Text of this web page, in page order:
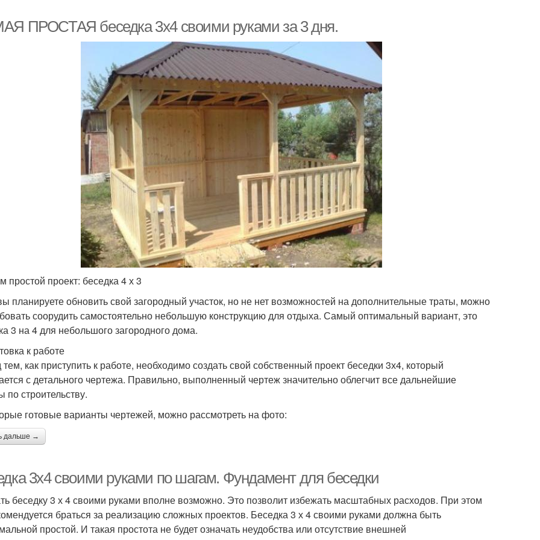
ПРОСТАЯ беседка 3х4 своими руками за 3 дня.
простой проект: беседка 4 х 3
планируете обновить свой загородный участок, но не нет возможностей на дополнительные траты, можно
соорудить самостоятельно небольшую конструкцию для отдыха. Самый оптимальный вариант, это
3 на 4 для небольшого загородного дома.
к работе
как приступить к работе, необходимо создать свой собственный проект беседки 3х4, который
с детального чертежа. Правильно, выполненный чертеж значительно облегчит все дальнейшие
по строительству.
готовые варианты чертежей, можно рассмотреть на фото:
дальше →
3х4 своими руками по шагам. Фундамент для беседки
беседку 3 х 4 своими руками вполне возможно. Это позволит избежать масштабных расходов. При этом
браться за реализацию сложных проектов. Беседка 3 х 4 своими руками должна быть
простой. И такая простота не будет означать неудобства или отсутствие внешней